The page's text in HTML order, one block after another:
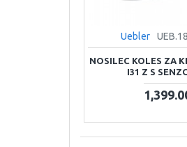
Uebler
NOSILEC KOLES ZA
I31 Z S